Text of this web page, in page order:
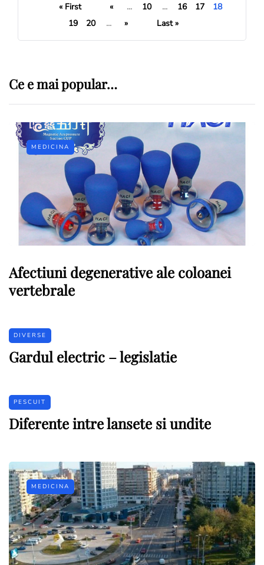
« First « ... 10 ... 16 17
18
19
20 ... » Last »
Ce e mai popular…
MEDICINA
Afectiuni degenerative ale coloanei
vertebrale
DIVERSE
Gardul electric – legislatie
PESCUIT
Diferente intre lansete si undite
MEDICINA